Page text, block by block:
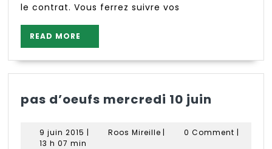
le contrat. Vous ferrez suivre vos
READ MORE
MORE
pas d’oeufs mercredi 10 juin
9 juin 2015 9
juin
| Roos MireilleRoos
| 0 Comment |
13 h 07 min